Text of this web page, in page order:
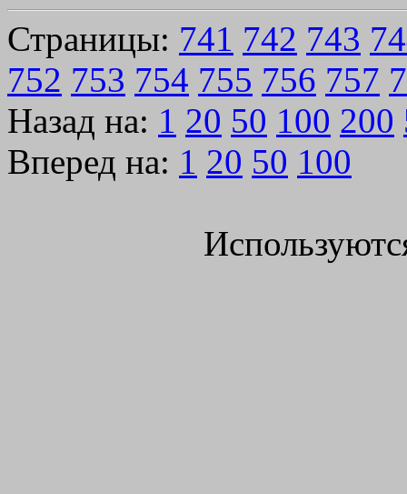
Страницы: 741 742 743
752 753 754 755 756 757
Назад на: 1 20 50 100 200
Вперед на: 1 20 50 100